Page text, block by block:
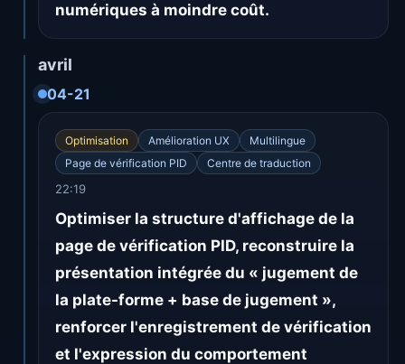
numériques à moindre coût.
avril
04-21
Optimisation Amélioration UX
Multilingue
Page de vérification PID
Centre de traduction
22:19
Optimiser la structure d'affichage de la
page de vérification PID, reconstruire la
présentation intégrée du « jugement de
la plate-forme + base de jugement »,
renforcer l'enregistrement de vérification
et l'expression du comportement